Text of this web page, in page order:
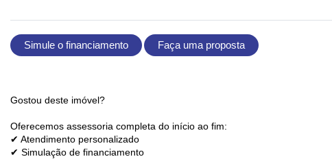
Simule o financiamento Faça uma proposta
Gostou deste imóvel?
Oferecemos assessoria completa do início ao fim:
✔ Atendimento personalizado
✔ Simulação de financiamento